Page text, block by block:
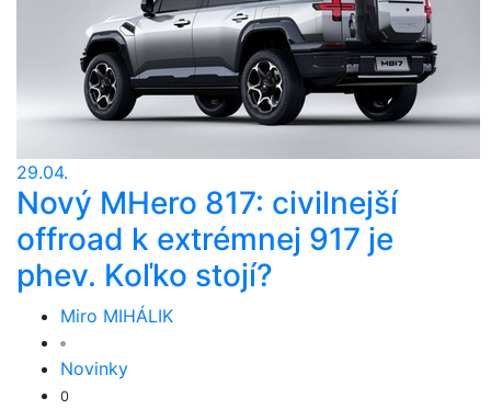
29.04.
Nový MHero 817: civilnejší
offroad k extrémnej 917 je
phev. Koľko stojí?
Miro MIHÁLIK
Novinky
0